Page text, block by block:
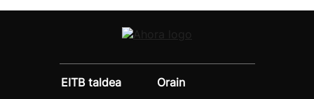
EITB taldea
Orain